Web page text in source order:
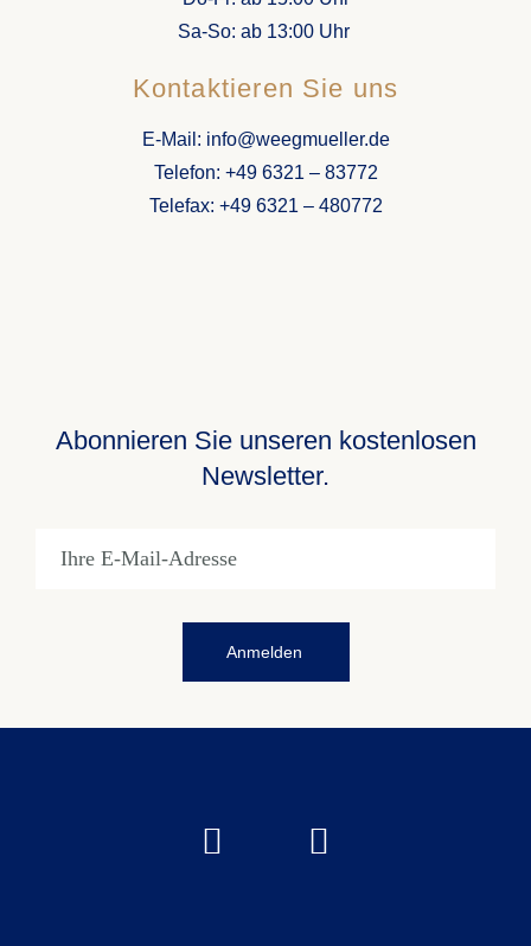
Sa-So: ab 13:00 Uhr
Kontaktieren Sie uns
E-Mail: info@weegmueller.de
Telefon: +49 6321 – 83772
Telefax: +49 6321 – 480772
Abonnieren Sie unseren kostenlosen
Newsletter.
Anmelden